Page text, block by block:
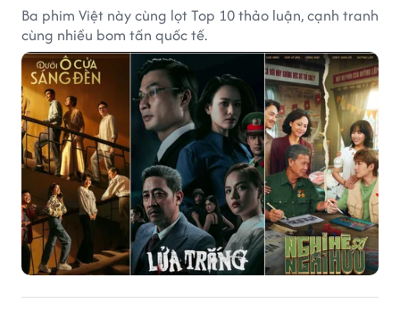
Ba phim Việt này cùng lọt Top 10 thảo luận, cạnh tranh
cùng nhiều bom tấn quốc tế.